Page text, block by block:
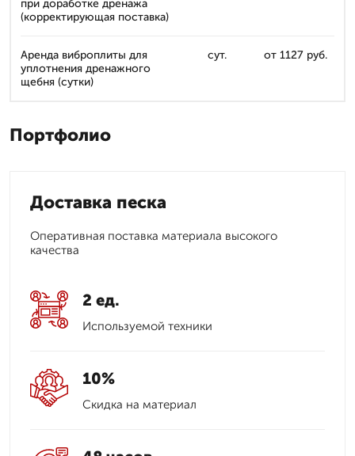
при доработке дренажа
(корректирующая поставка)
Аренда виброплиты для
уплотнения дренажного
щебня (сутки)
сут. от 1127 руб.
Портфолио
Доставка песка
Оперативная поставка материала высокого
качества
2 ед.
Используемой техники
10%
Скидка на материал